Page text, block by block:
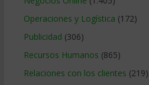
Operaciones y Logística (172)
Publicidad (306)
Recursos Humanos (865)
Relaciones con los clientes (219)